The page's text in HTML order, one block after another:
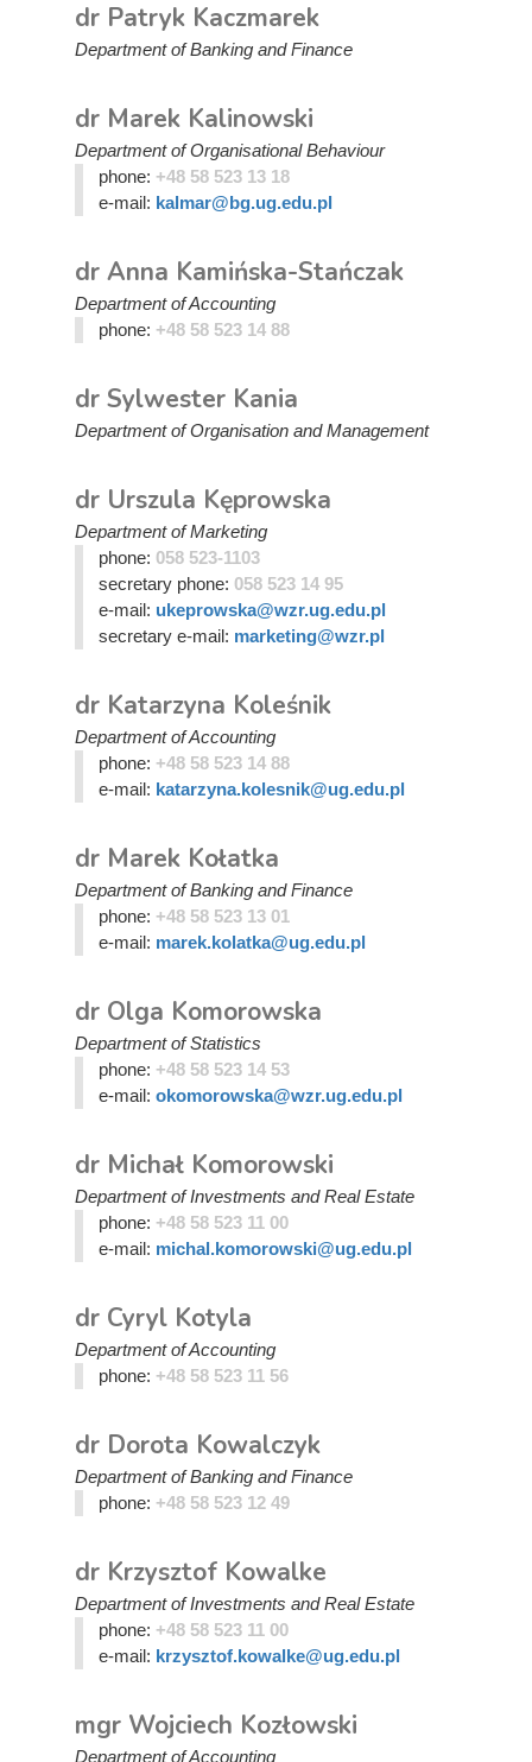
dr Patryk Kaczmarek
Department of Banking and Finance
dr Marek Kalinowski
Department of Organisational Behaviour
phone: +48 58 523 13 18
e-mail: kalmar@bg.ug.edu.pl
dr Anna Kamińska-Stańczak
Department of Accounting
phone: +48 58 523 14 88
dr Sylwester Kania
Department of Organisation and Management
dr Urszula Kęprowska
Department of Marketing
phone: 058 523-1103
secretary phone: 058 523 14 95
e-mail: ukeprowska@wzr.ug.edu.pl
secretary e-mail: marketing@wzr.pl
dr Katarzyna Koleśnik
Department of Accounting
phone: +48 58 523 14 88
e-mail: katarzyna.kolesnik@ug.edu.pl
dr Marek Kołatka
Department of Banking and Finance
phone: +48 58 523 13 01
e-mail: marek.kolatka@ug.edu.pl
dr Olga Komorowska
Department of Statistics
phone: +48 58 523 14 53
e-mail: okomorowska@wzr.ug.edu.pl
dr Michał Komorowski
Department of Investments and Real Estate
phone: +48 58 523 11 00
e-mail: michal.komorowski@ug.edu.pl
dr Cyryl Kotyla
Department of Accounting
phone: +48 58 523 11 56
dr Dorota Kowalczyk
Department of Banking and Finance
phone: +48 58 523 12 49
dr Krzysztof Kowalke
Department of Investments and Real Estate
phone: +48 58 523 11 00
e-mail: krzysztof.kowalke@ug.edu.pl
mgr Wojciech Kozłowski
Department of Accounting